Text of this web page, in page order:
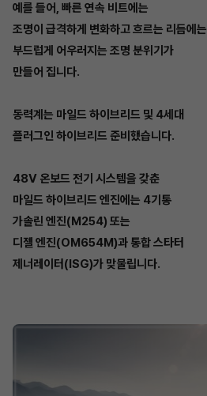
예를 들어, 빠른 연속 비트에는
조명이 급격하게 변화하고 흐르는 리듬에는
부드럽게 어우러지는 조명 분위기가
만들어 집니다.
동력계는 마일드 하이브리드 및 4세대
플러그인 하이브리드 준비했습니다.
48V 온보드 전기 시스템을 갖춘
마일드 하이브리드 엔진에는 4기통
가솔린 엔진(M254) 또는
디젤 엔진(OM654M)과 통합 스타터
제너레이터(ISG)가 맞물립니다.